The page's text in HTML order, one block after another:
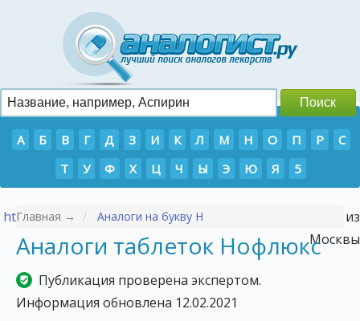
https://p-tour.ru/countries/vetnam/
- Туры во Вьетнам из
Москвы
А Б В Г Д З И К Л М Н О П Р
С
Т
У Ф Х Ц Ч Ы Э Ю Я 5
Главная → Аналоги на букву Н
Аналоги таблеток Нофлюкс
Публикация проверена экспертом.
Информация обновлена 12.02.2021